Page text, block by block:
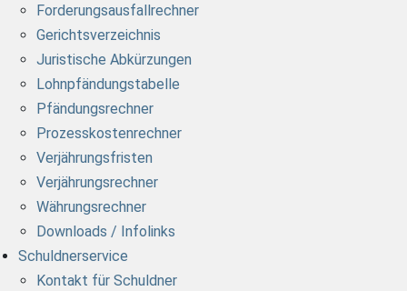
Forderungsausfallrechner
Gerichtsverzeichnis
Juristische Abkürzungen
Lohnpfändungstabelle
Pfändungsrechner
Prozesskostenrechner
Verjährungsfristen
Verjährungsrechner
Währungsrechner
Downloads / Infolinks
Schuldnerservice
Kontakt für Schuldner